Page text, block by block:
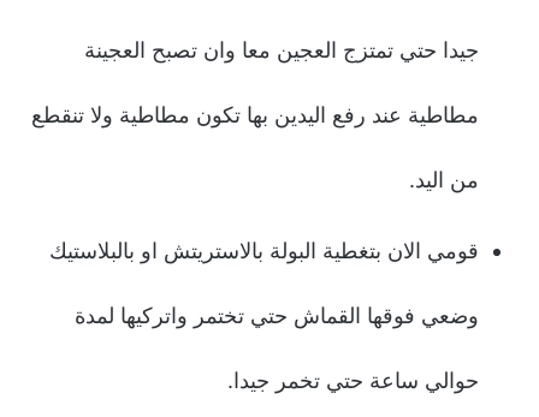
جيدا حتي تمتزج العجين معا وان تصبح العجينة
مطاطية عند رفع اليدين بها تكون مطاطية ولا تنقطع
من اليد.
قومي الان بتغطية البولة بالاستريتش او بالبلاستيك
وضعي فوقها القماش حتي تختمر واتركيها لمدة
حوالي ساعة حتي تخمر جيدا.